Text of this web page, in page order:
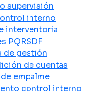
supervisión
interno
interventoría
PQRSDF
de gestión
de cuentas
empalme
control interno